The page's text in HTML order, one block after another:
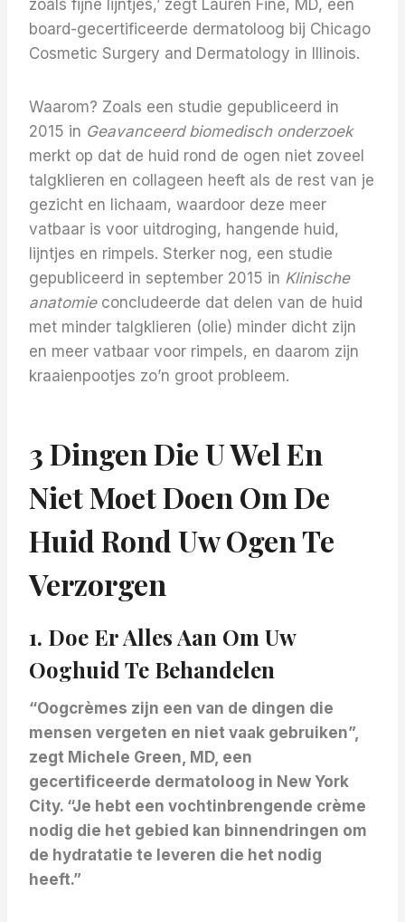
zoals fijne lijntjes,’ zegt Lauren Fine, MD, een
board-gecertificeerde dermatoloog bij Chicago
Cosmetic Surgery and Dermatology in Illinois.
Waarom? Zoals een studie gepubliceerd in
2015 in Geavanceerd biomedisch onderzoek
merkt op dat de huid rond de ogen niet zoveel
talgklieren en collageen heeft als de rest van je
gezicht en lichaam, waardoor deze meer
vatbaar is voor uitdroging, hangende huid,
lijntjes en rimpels. Sterker nog, een studie
gepubliceerd in september 2015 in Klinische
anatomieconcludeerde dat delen van de huid
met minder talgklieren (olie) minder dicht zijn
en meer vatbaar voor rimpels, en daarom zijn
kraaienpootjes zo’n groot probleem.
3 Dingen Die U Wel En
Niet Moet Doen Om De
Huid Rond Uw Ogen Te
Verzorgen
1. Doe Er Alles Aan Om Uw
Ooghuid Te Behandelen
“Oogcrèmes zijn een van de dingen die
mensen vergeten en niet vaak gebruiken”,
zegt Michele Green, MD, een
gecertificeerde dermatoloog in New York
City. “Je hebt een vochtinbrengende crème
nodig die het gebied kan binnendringen om
de hydratatie te leveren die het nodig
heeft.”